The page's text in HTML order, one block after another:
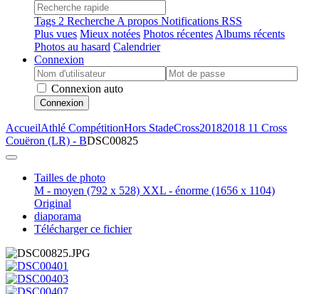
Tags 2 Recherche A propos Notifications RSS
Plus vues Mieux notées Photos récentes Albums récents
Photos au hasard Calendrier
Connexion
Connexion auto
Connexion
AccueilAthlé CompétitionHors StadeCross20182018 11 Cross
Couëron (LR) - BDSC00825
Tailles de photo
M - moyen (792 x 528) XXL - énorme (1656 x 1104)
Original
diaporama
Télécharger ce fichier